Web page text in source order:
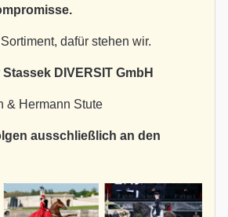
dafür stehen wir.
Stassek DIVERSIT GmbH
& Hermann Stute
ausschließlich an den